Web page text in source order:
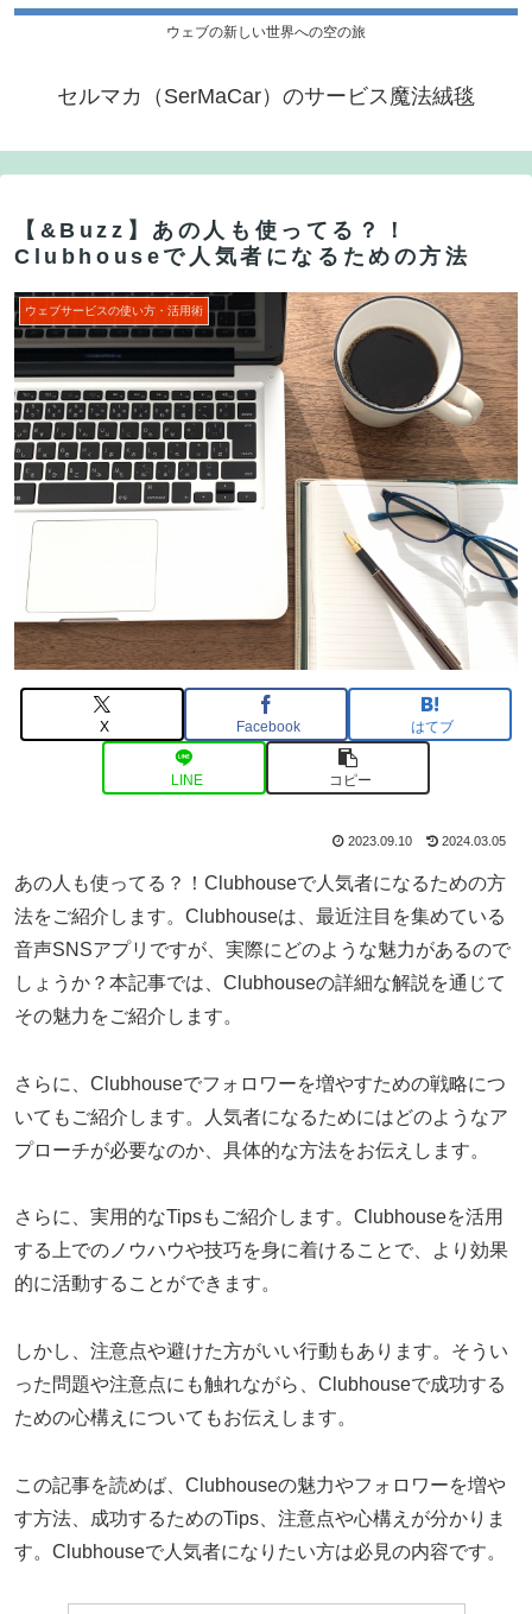
ウェブの新しい世界への空の旅
セルマカ（SerMaCar）のサービス魔法絨毯
【&Buzz】あの人も使ってる？！
Clubhouseで人気者になるための方法
ウェブサービスの使い方・活用術
X Facebook はてブ
LINE コピー
2023.09.10 2024.03.05
あの人も使ってる？！Clubhouseで人気者になるための方
法をご紹介します。Clubhouseは、最近注目を集めている
音声SNSアプリですが、実際にどのような魅力があるので
しょうか？本記事では、Clubhouseの詳細な解説を通じて
その魅力をご紹介します。
さらに、Clubhouseでフォロワーを増やすための戦略につ
いてもご紹介します。人気者になるためにはどのようなア
プローチが必要なのか、具体的な方法をお伝えします。
さらに、実用的なTipsもご紹介します。Clubhouseを活用
する上でのノウハウや技巧を身に着けることで、より効果
的に活動することができます。
しかし、注意点や避けた方がいい行動もあります。そうい
った問題や注意点にも触れながら、Clubhouseで成功する
ための心構えについてもお伝えします。
この記事を読めば、Clubhouseの魅力やフォロワーを増や
す方法、成功するためのTips、注意点や心構えが分かりま
す。Clubhouseで人気者になりたい方は必見の内容です。